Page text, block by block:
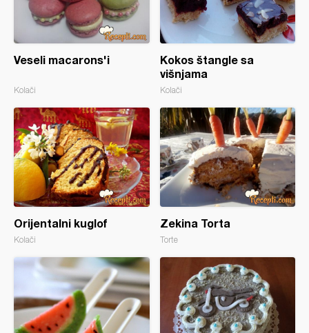
Veseli macarons'i
Kolači
Kokos štangle sa
višnjama
Kolači
Orijentalni kuglof
Kolači
Zekina Torta
Torte